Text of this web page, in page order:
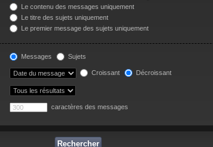
Le contenu des messages uniquement
Le titre des sujets uniquement
Le premier message des sujets uniquement
Messages Sujets
Croissant Décroissant
caractères des messages